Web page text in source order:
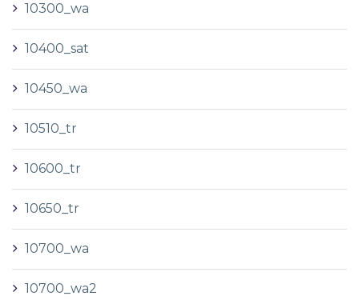
10300_wa
10400_sat
10450_wa
10510_tr
10600_tr
10650_tr
10700_wa
10700_wa2